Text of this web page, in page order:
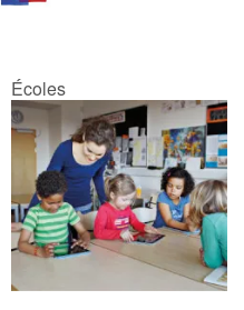
Écoles